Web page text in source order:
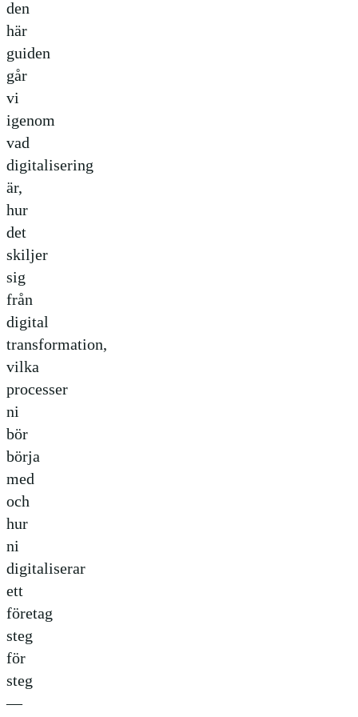
den
här
guiden
går
vi
igenom
vad
digitalisering
är,
hur
det
skiljer
sig
från
digital
transformation,
vilka
processer
ni
bör
börja
med
och
hur
ni
digitaliserar
ett
företag
steg
för
steg
—